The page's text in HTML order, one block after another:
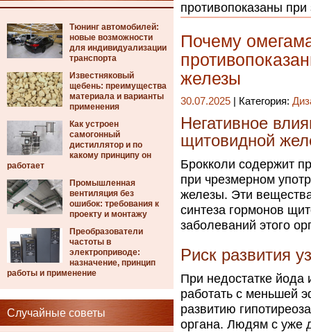
Тюнинг автомобилей:
новые возможности
для индивидуализации
транспорта
Известняковый
щебень: преимущества
материала и варианты
применения
Как устроен
самогонный
дистиллятор и по
какому принципу он
работает
Промышленная
вентиляция без
ошибок: требования к
проекту и монтажу
Преобразователи
частоты в
электроприводе:
назначение, принцип
работы и применение
Случайные советы
противопоказаны
Почему
железы
30.07.2025 | Категория:
Негативное
щитовидной
Брокколи содержит
при чрезмерном
железы. Эти
синтеза гормонов
заболеваний этого
Риск развития
При недостатке йода
работать с меньшей
развитию
органа. Людям с уже